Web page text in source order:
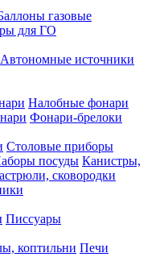
газовые
для ГО
Автономные источники
Налобные фонари
Фонари-брелоки
Столовые приборы
посуды Канистры,
сковородки
Писсуары
коптильни Печи